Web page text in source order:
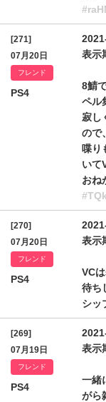
[271]
07月20日
フレンド
PS4
表示
8鯖
ペル
寂し
ので
喋り
いて
おね
[270]
07月20日
フレンド
PS4
表示
VC
待ち
シッ
[269]
07月19日
フレンド
PS4
表示
一緒
がら